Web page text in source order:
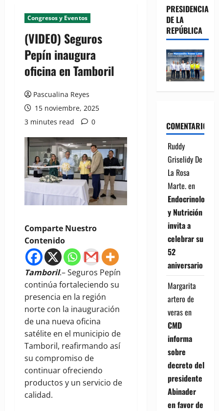
Congresos y Eventos
(VIDEO) Seguros
Pepín inaugura
oficina en Tamboril
Pascualina Reyes
15 noviembre, 2025
3 minutes read
0
Comparte Nuestro
Contenido
Tamboril.– Seguros Pepín
continúa fortaleciendo su
presencia en la región
norte con la inauguración
de una nueva oficina
satélite en el municipio de
Tamboril, reafirmando así
su compromiso de
continuar ofreciendo
productos y un servicio de
calidad.
PRESIDENCIA
DE LA
REPÚBLICA
COMENTARIOS
Ruddy
Griselidy De
La Rosa
Marte.en
Endocrinología
y Nutrición
invita a
celebrar su
52
aniversario
Margarita
artero de
verasen
CMD
informa
sobre
decreto del
presidente
Abinader
en favor de